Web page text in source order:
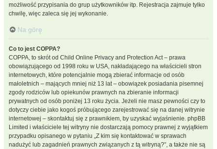
możliwość przypisania do grup użytkowników itp. Rejestracja zajmuje tylko
chwilę, więc zaleca się jej wykonanie.
Na górę
Co to jest COPPA?
COPPA, to skrót od Child Online Privacy and Protection Act – prawa
obowiązującego od 1998 roku w USA, nakładającego na właścicieli stron
internetowych, które potencjalnie mogą zbierać informacje od osób
małoletnich – mających mniej niż 13 lat – obowiązek posiadania pisemnej
zgody rodziców lub opiekunów prawnych na zbieranie informacji
prywatnych od osób poniżej 13 roku życia. Jeżeli nie masz pewności czy to
dotyczy ciebie jako kogoś próbującego zarejestrować się na danej witrynie
internetowej – skontaktuj się z prawnikiem, by uzyskać wyjaśnienie. phpBB
Limited i właściciele tej witryny nie dostarczają pomocy prawnej z wyjątkiem
przypadku opisanego w pytaniu „Z kim się kontaktować w sprawach
nadużyć lub zagadnień prawnych związanych z tą witryną?”, a także nie są